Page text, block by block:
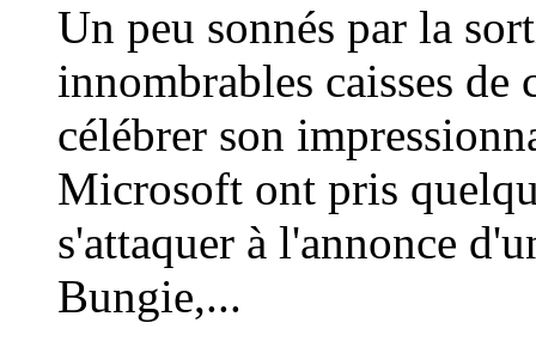
Un peu sonnés par la
innombrables caisses de
célébrer son
Microsoft ont pris
s'attaquer à l'annonce
Bungie,...